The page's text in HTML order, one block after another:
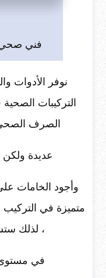
فني
نوفر الأدوات
التركيبات
الصرف الصحي
عديدة
وأجود الخامات
متميزة في التركيب
، لذلك
في مستوى